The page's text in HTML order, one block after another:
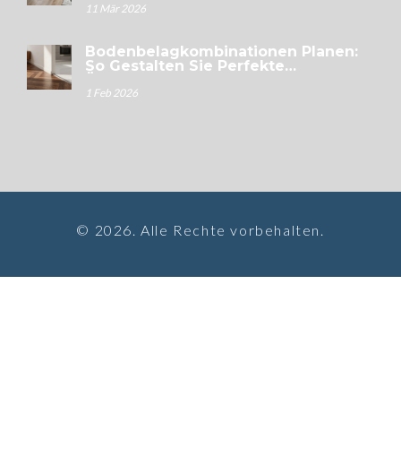
11 Mär 2026
Bodenbelagkombinationen Planen:
So Gestalten Sie Perfekte
1 Feb 2026
© 2026. Alle Rechte vorbehalten.